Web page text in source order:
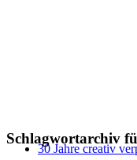
30 Jahre creativ
Schlagwortarchiv